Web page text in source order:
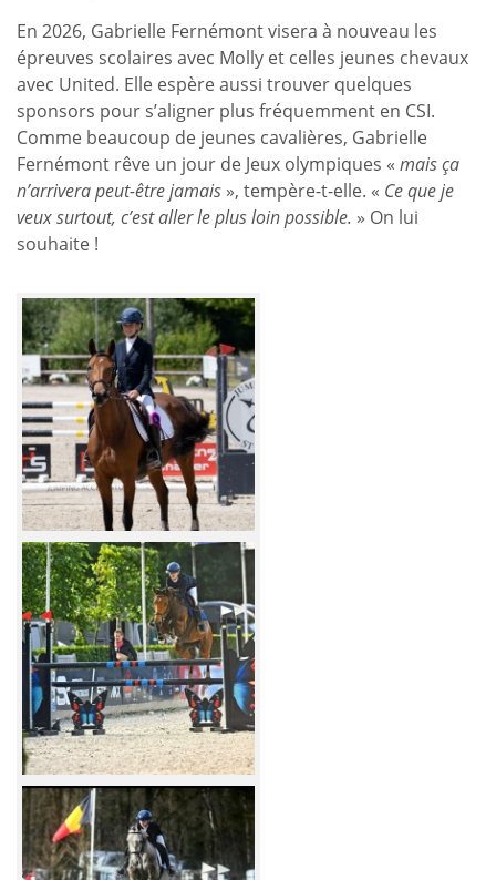
En 2026, Gabrielle Fernémont visera à nouveau les
épreuves scolaires avec Molly et celles jeunes chevaux
avec United. Elle espère aussi trouver quelques
sponsors pour s’aligner plus fréquemment en CSI.
Comme beaucoup de jeunes cavalières, Gabrielle
Fernémont rêve un jour de Jeux olympiques « mais ça
n’arrivera peut-être jamais », tempère-t-elle. « Ce que je
veux surtout, c’est aller le plus loin possible. » On lui
souhaite !